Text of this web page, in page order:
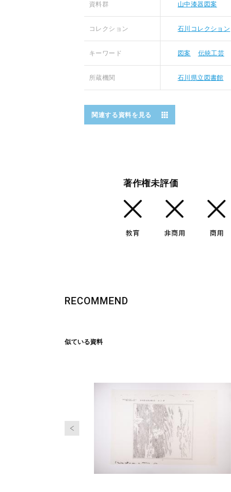
資料群 山中漆器図案
コレクション 石川コレクション
キーワード 図案 伝統工芸
所蔵機関 石川県立図書館
関連する資料を見る
著作権未評価
RECOMMEND
似ている資料